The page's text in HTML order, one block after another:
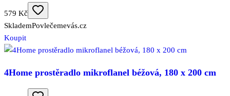
579 Kč
SklademPovlečemevás.cz
Koupit
4Home prostěradlo mikroflanel béžová, 180 x 200 cm